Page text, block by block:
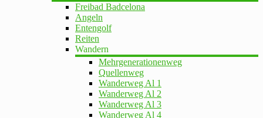
Freibad Badcelona
Angeln
Entengolf
Reiten
Wandern
Mehrgenerationenweg
Quellenweg
Wanderweg Al 1
Wanderweg Al 2
Wanderweg Al 3
Wanderweg Al 4